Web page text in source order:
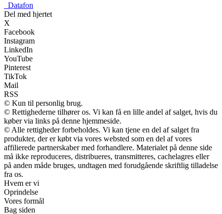
Datafon
Del med hjertet
X
Facebook
Instagram
LinkedIn
YouTube
Pinterest
TikTok
Mail
RSS
© Kun til personlig brug.
© Rettighederne tilhører os. Vi kan få en lille andel af salget, hvis du
køber via links på denne hjemmeside.
© Alle rettigheder forbeholdes. Vi kan tjene en del af salget fra
produkter, der er købt via vores websted som en del af vores
affilierede partnerskaber med forhandlere. Materialet på denne side
må ikke reproduceres, distribueres, transmitteres, cachelagres eller
på anden måde bruges, undtagen med forudgående skriftlig tilladelse
fra os.
Hvem er vi
Oprindelse
Vores formål
Bag siden